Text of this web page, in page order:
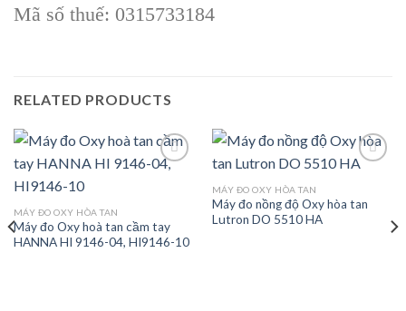
Mã số thuế: 0315733184
RELATED PRODUCTS
MÁY ĐO OXY HÒA TAN
Máy đo Oxy hoà tan cầm tay
HANNA HI 9146-04, HI9146-10
Add to
MÁY ĐO OXY HÒA TAN
Máy đo nồng độ Oxy hòa tan
Lutron DO 5510 HA